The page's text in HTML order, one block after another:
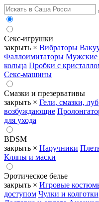
Секс-игрушки
закрыть × Вибраторы
Фаллоимитаторы Мужские
кольца Пробки с
Секс-машины
Смазки и презервативы
закрыть × Гели, смазки,
возбуждающие
для ухода
BDSM
закрыть × Наручники
Кляпы и маски
Эротическое белье
закрыть × Игровые
доступом Чулки и колготки